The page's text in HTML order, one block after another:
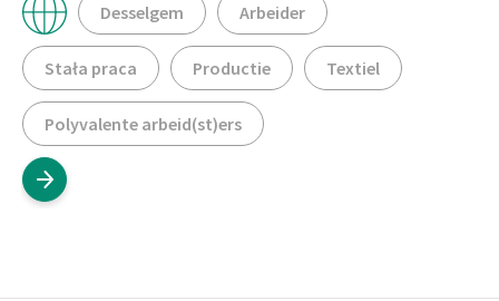
Desselgem Arbeider
Stała praca Productie Textiel
Polyvalente arbeid(st)ers